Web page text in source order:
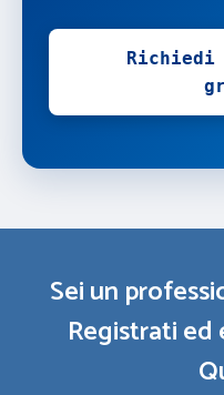
Richiedi
Sei un
Registrati ed